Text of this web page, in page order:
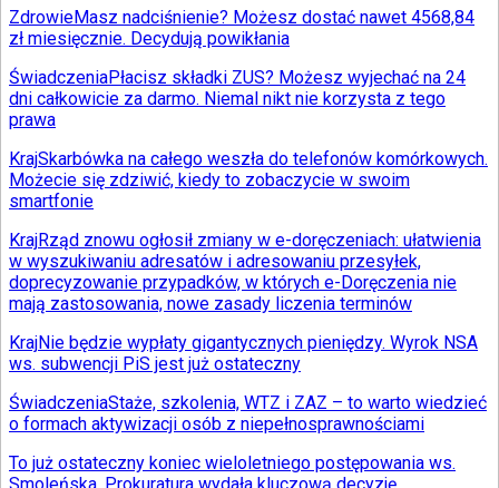
ZdrowieMasz nadciśnienie? Możesz dostać nawet 4568,84
zł miesięcznie. Decydują powikłania
ŚwiadczeniaPłacisz składki ZUS? Możesz wyjechać na 24
dni całkowicie za darmo. Niemal nikt nie korzysta z tego
prawa
KrajSkarbówka na całego weszła do telefonów komórkowych.
Możecie się zdziwić, kiedy to zobaczycie w swoim
smartfonie
KrajRząd znowu ogłosił zmiany w e-doręczeniach: ułatwienia
w wyszukiwaniu adresatów i adresowaniu przesyłek,
doprecyzowanie przypadków, w których e-Doręczenia nie
mają zastosowania, nowe zasady liczenia terminów
KrajNie będzie wypłaty gigantycznych pieniędzy. Wyrok NSA
ws. subwencji PiS jest już ostateczny
ŚwiadczeniaStaże, szkolenia, WTZ i ZAZ – to warto wiedzieć
o formach aktywizacji osób z niepełnosprawnościami
To już ostateczny koniec wieloletniego postępowania ws.